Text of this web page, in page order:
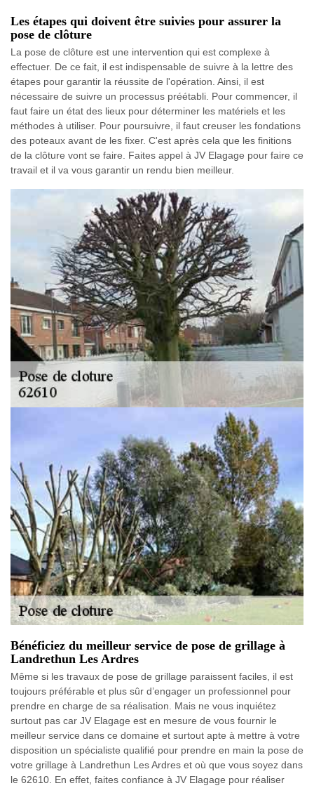
Les étapes qui doivent être suivies pour assurer la
pose de clôture
La pose de clôture est une intervention qui est complexe à
effectuer. De ce fait, il est indispensable de suivre à la lettre des
étapes pour garantir la réussite de l'opération. Ainsi, il est
nécessaire de suivre un processus préétabli. Pour commencer, il
faut faire un état des lieux pour déterminer les matériels et les
méthodes à utiliser. Pour poursuivre, il faut creuser les fondations
des poteaux avant de les fixer. C'est après cela que les finitions
de la clôture vont se faire. Faites appel à JV Elagage pour faire ce
travail et il va vous garantir un rendu bien meilleur.
Bénéficiez du meilleur service de pose de grillage à
Landrethun Les Ardres
Même si les travaux de pose de grillage paraissent faciles, il est
toujours préférable et plus sûr d’engager un professionnel pour
prendre en charge de sa réalisation. Mais ne vous inquiétez
surtout pas car JV Elagage est en mesure de vous fournir le
meilleur service dans ce domaine et surtout apte à mettre à votre
disposition un spécialiste qualifié pour prendre en main la pose de
votre grillage à Landrethun Les Ardres et où que vous soyez dans
le 62610. En effet, faites confiance à JV Elagage pour réaliser